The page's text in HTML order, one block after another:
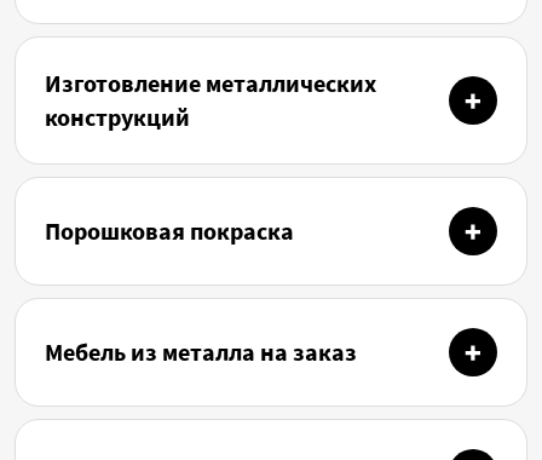
Изготовление металлических
конструкций
Порошковая покраска
Мебель из металла на заказ